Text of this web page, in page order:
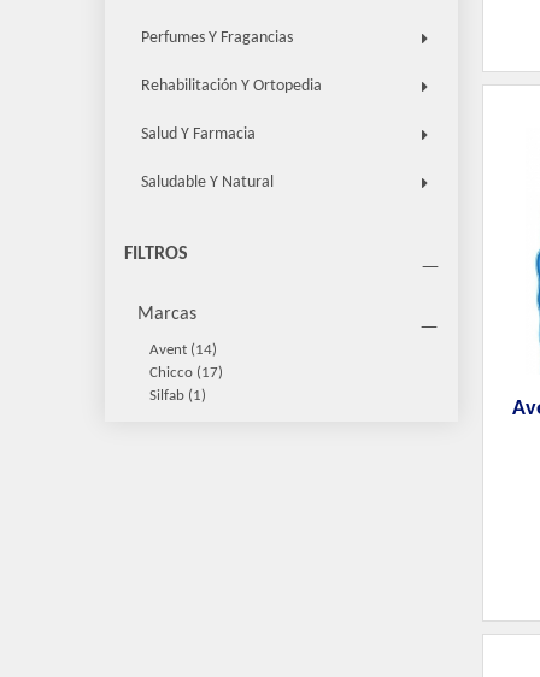
Perfumes Y Fragancias
Rehabilitación Y Ortopedia
Salud Y Farmacia
Saludable Y Natural
FILTROS
Marcas
Avent (14)
Chicco (17)
Silfab (1)